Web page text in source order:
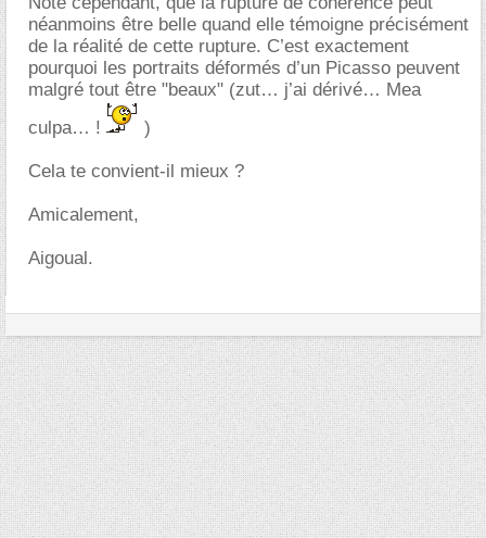
néanmoins être belle quand elle témoigne précisément
de la réalité de cette rupture. C’est exactement
pourquoi les portraits déformés d’un Picasso peuvent
malgré tout être "beaux" (zut… j’ai dérivé… Mea
culpa… !
)
Cela te convient-il mieux ?
Amicalement,
Aigoual.